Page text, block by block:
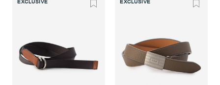
EXCLUSIVE EXCLUSIVE